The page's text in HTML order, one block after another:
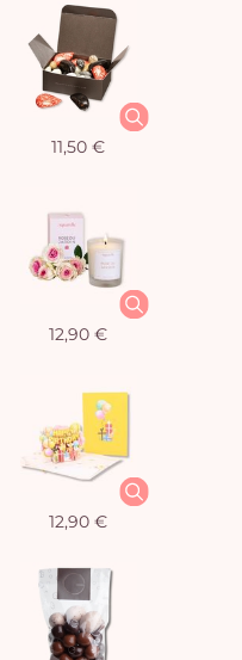
11,50 €
12,90 €
12,90 €